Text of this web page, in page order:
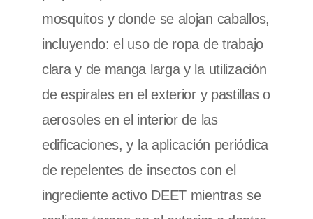
mosquitos y donde se alojan caballos,
incluyendo: el uso de ropa de trabajo
clara y de manga larga y la utilización
de espirales en el exterior y pastillas o
aerosoles en el interior de las
edificaciones, y la aplicación periódica
de repelentes de insectos con el
ingrediente activo DEET mientras se